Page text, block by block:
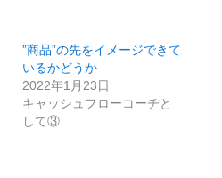
”商品”の先をイメージできて
いるかどうか
2022年1月23日
キャッシュフローコーチと
して③